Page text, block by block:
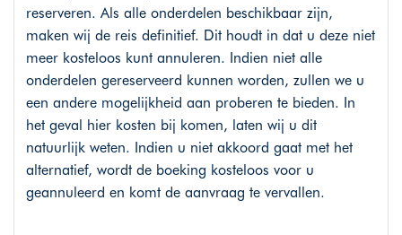
reserveren. Als alle onderdelen beschikbaar zijn,
maken wij de reis definitief. Dit houdt in dat u deze niet
meer kosteloos kunt annuleren. Indien niet alle
onderdelen gereserveerd kunnen worden, zullen we u
een andere mogelijkheid aan proberen te bieden. In
het geval hier kosten bij komen, laten wij u dit
natuurlijk weten. Indien u niet akkoord gaat met het
alternatief, wordt de boeking kosteloos voor u
geannuleerd en komt de aanvraag te vervallen.